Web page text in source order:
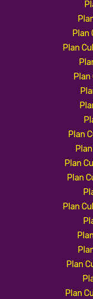
Plan
Plan
Plan
Plan
Plan
Plan
Plan
Plan